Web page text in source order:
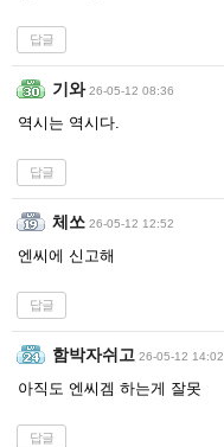
답글
기와 26-05-12 08:36
역시는 역시다.
답글
체쏘 26-05-12 12:52
엔씨에 신고해
답글
함박자쉬고 26-05-12 14:02
아직도 엔씨겜 하는게 잘못
답글